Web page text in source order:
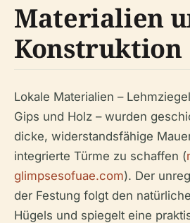
Materialien
Konstruktion
Lokale Materialien –
Gips und Holz – wurden
dicke, widerstandsfähige
integrierte Türme zu schaffen (
glimpsesofuae.com). Der
der Festung folgt den
Hügels und spiegelt eine